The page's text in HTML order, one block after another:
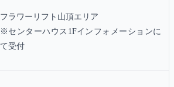
フラワーリフト山頂エリア
※センターハウス1Fインフォメーションに
て受付